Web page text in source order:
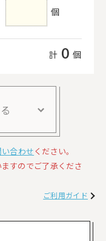
個
計 0 個
合わせください。
すのでご了承くださ
ご利用ガイド